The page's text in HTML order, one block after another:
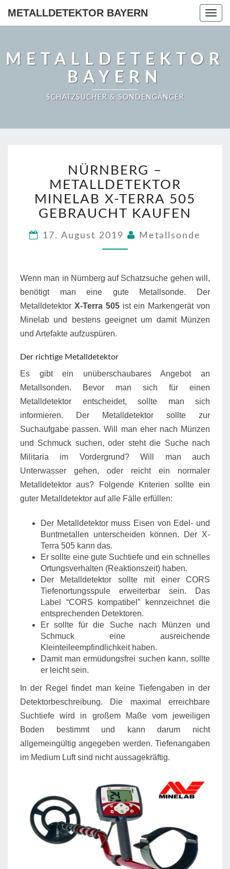
METALLDETEKTOR BAYERN
METALLDETEKTOR
BAYERN
SCHATZSUCHER & SONDENGÄNGER
–
METALLDETEKTOR
MINELAB
X-
TERRA
GEBRAUCHT
KAUFEN
NÜRNBERG –
METALLDETEKTOR
MINELAB X-TERRA 505
GEBRAUCHT KAUFEN
17. August 2019 Metallsonde
Wenn man in Nürnberg auf Schatzsuche gehen will,
benötigt man eine gute Metallsonde. Der
Metalldetektor X-Terra 505ist ein Markengerät von
Minelab und bestens geeignet um damit Münzen
und Artefakte aufzuspüren.
Der richtige Metalldetektor
Es gibt ein unüberschaubares Angebot an
Metallsonden. Bevor man sich für einen
Metalldetektor entscheidet, sollte man sich
informieren. Der Metalldetektor sollte zur
Suchaufgabe passen. Will man eher nach Münzen
und Schmuck suchen, oder steht die Suche nach
Militaria im Vordergrund? Will man auch
Unterwasser gehen, oder reicht ein normaler
Metalldetektor aus? Folgende Kriterien sollte ein
guter Metalldetektor auf alle Fälle erfüllen:
Der Metalldetektor muss Eisen von Edel- und
Buntmetallen unterscheiden können. Der X-
Terra 505 kann das.
Er sollte eine gute Suchtiefe und ein schnelles
Ortungsverhalten (Reaktionszeit) haben.
Der Metalldetektor sollte mit einer CORS
Tiefenortungsspule erweiterbar sein. Das
Label “CORS kompatibel” kennzeichnet die
entsprechenden Detektoren.
Er sollte für die Suche nach Münzen und
Schmuck eine ausreichende
Kleinteileempfindlichkeit haben.
Damit man ermüdungsfrei suchen kann, sollte
er leicht sein.
In der Regel findet man keine Tiefengaben in der
Detektorbeschreibung. Die maximal erreichbare
Suchtiefe wird in großem Maße vom jeweiligen
Boden bestimmt und kann darum nicht
allgemeingültig angegeben werden. Tiefenangaben
im Medium Luft sind nicht aussagekräftig.